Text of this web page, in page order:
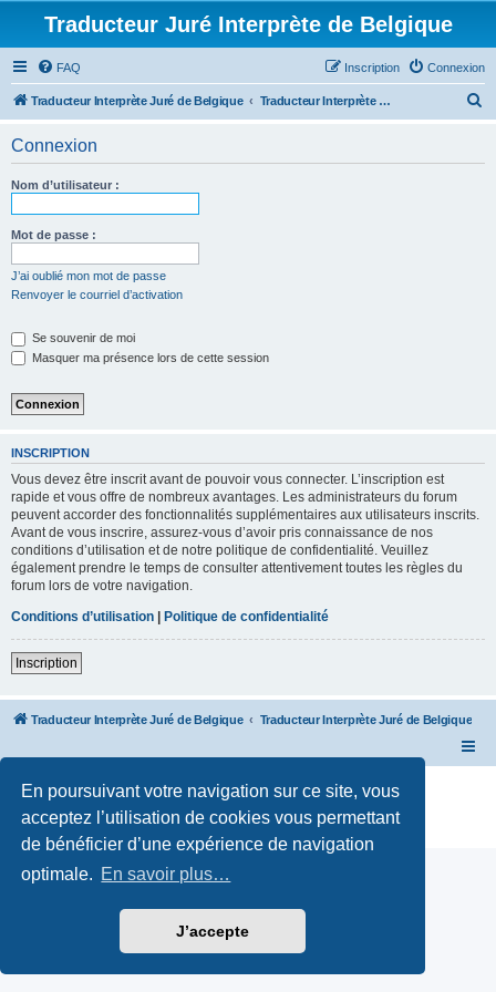
En poursuivant votre navigation sur ce site, vous
acceptez l’utilisation de cookies vous permettant
de bénéficier d’une expérience de navigation
optimale. En savoir plus…
J’accepte
Traducteur Juré Interprète de Belgique
FAQ Connexion
Inscription
Traducteur Interprète Juré de Belgique Traducteur Interprète Juré de Belgique
Connexion
Nom d’utilisateur :
Mot de passe :
J’ai oublié mon mot de passe
Renvoyer le courriel d’activation
Se souvenir de moi
Masquer ma présence lors de cette session
INSCRIPTION
Vous devez être inscrit avant de pouvoir vous connecter. L’inscription est
rapide et vous offre de nombreux avantages. Les administrateurs du forum
peuvent accorder des fonctionnalités supplémentaires aux utilisateurs inscrits.
Avant de vous inscrire, assurez-vous d’avoir pris connaissance de nos
conditions d’utilisation et de notre politique de confidentialité. Veuillez
également prendre le temps de consulter attentivement toutes les règles du
forum lors de votre navigation.
Conditions d’utilisation | Politique de confidentialité
Inscription
Traducteur Interprète Juré de Belgique Traducteur Interprète Juré de Belgique
Développé parphpBB® Forum Software © phpBB Limited
Confidentialité|Conditions